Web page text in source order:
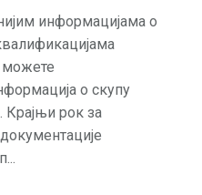
информацијама о
можете
о скупу
Крајњи рок за